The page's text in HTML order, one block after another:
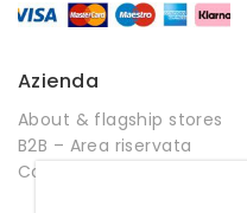
Azienda
About & flagship stores
B2B – Area riservata
Contatti